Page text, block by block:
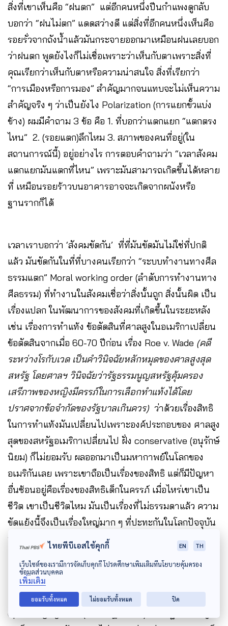
สิ่งที่เขาเห็นคือ “ฝนตก” แต่อีกคนหนึ่งปีนกำแพงดูกลับ
บอกว่า “ฝนไม่ตก” แดดสว่างดี แต่สิ่งที่อีกคนหนึ่งเห็นคือ
รอยรั่วจากถังน้ำแล้วมันกระจายออกมาเหมือนฝนเลยบอก
ว่าฝนตก พูดยังไงก็ไม่เชื่อเพราะว่าเห็นกับตาเพราะสิ่งที่
คุณเรียกว่าเห็นกับตาหรือความน่าสนใจ สิ่งที่เรียกว่า
“การเมืองหรือการมอง” สำคัญมากจนแทบจะไม่เห็นความ
สำคัญจริง ๆ ว่าเป็นยังไง Polarization (การแยกขั้วแบ่ง
ข้าง) ผมมีคำถาม 3 ข้อ คือ 1. ที่บอกว่าแตกแยก “แตกตรง
ไหน” 2. (รอยแตก)ลึกไหม 3. สภาพของคนที่อยู่(ใน
สถานการณ์นี้) อยู่อย่างไร การตอบคำถามว่า “เวลาสังคม
แตกแยกมันแตกที่ไหน” เพราะมันสามารถเกิดขึ้นได้หลาย
ที่ เหมือนรอยร้าวบนอาคารอาจจะเกิดจากผนังหรือ
ฐานรากก็ได้
เวลาเราบอกว่า ‘สังคมขัดกัน’ ที่ที่มันขัดมันไม่ใช่ที่ปกติ
แล้ว มันขัดกันในที่ที่บางคนเรียกว่า “ระบบทำงานทางศีล
ธรรมแตก” Moral working order (ลำดับการทำงานทาง
ศีลธรรม) ที่ทำงานในสังคมเชื่อว่าสิ่งนั้นถูก สิ่งนั้นผิด เป็น
เรื่องแปลก ในพัฒนาการของสังคมที่เกิดขึ้นในระยะหลัง
เช่น เรื่องการทำแท้ง ข้อตัดสินที่ศาลสูงในอเมริกาเปลี่ยน
ข้อตัดสินจากเมื่อ 60-70 ปีก่อน เรื่อง Roe v. Wade (คดี
ระหว่างโรกับเวด เป็นคำวินิจฉัยหลักหมุดของศาลสูงสุด
สหรัฐ โดยศาลฯ วินิจฉัยว่ารัฐธรรมนูญสหรัฐคุ้มครอง
เสรีภาพของหญิงมีครรภ์ในการเลือกทำแท้งได้โดย
ปราศจากข้อจำกัดของรัฐบาลเกินควร)ว่าด้วยเรื่องสิทธิ
ในการทำแท้งมันเปลี่ยนไปเพราะองค์ประกอบของ ศาลสูง
สุดของสหรัฐอเมริกาเปลี่ยนไป ​ฝั่ง conservative (อนุรักษ์
นิยม) ก็ไม่ยอมรับ ผลออกมาเป็นมหากาพย์ในโลกของ
อเมริกันเลย เพราะเขาถือเป็นเรื่องของสิทธิ แต่ก็มีปัญหา
อื่นซ้อนอยู่คือเรื่องของสิทธิเด็กในครรภ์ เมื่อไหร่เขาเป็น
ชีวิต เขาเป็นชีวิตไหม มันเป็นเรื่องที่ไม่ธรรมดาแล้ว ความ
ขัดแย้งนี้จึงเป็นเรื่องใหญ่มาก ๆ ที่ปะทะกันในโลกปัจจุบัน
นี้
ดังนั้น นโยบายต่าง ๆ ​ถ้ามันไม่สำคัญก็จะไม่เกิดปัญหา
แบบนี้ขึ้น แต่ถ้านโยบายนั้นลึกพอที่จะไปสัมพันธ์กับ
operating system (ระบบปฏิบัติการ) ที่เป็นฐานสำคัญ
ไทยพีบีเอสใช้คุกกี้ EN TH
เว็บไซต์ของเรามีการจัดเก็บคุกกี้ โปรดศึกษาเพิ่มเติมที่นโยบายคุ้มครอง
ข้อมูลส่วนบุคคล
เพิ่มเติม
ยอมรับทั้งหมด ไม่ยอมรับทั้งหมด ปิด